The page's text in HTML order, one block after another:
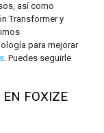
así como
Transformer y
para mejorar
. Puedes seguirle
EN FOXIZE